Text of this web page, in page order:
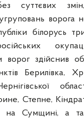
суттєвих
ворога
білорусь
ворог здійснив
Берилівка,
Степне,
на Сумщині, а